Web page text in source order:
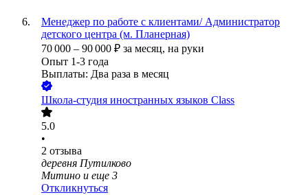
Менеджер по работе с клиентами/ Администратор
детского центра (м. Планерная)
70 000 – 90 000 ₽ за месяц, на руки
Опыт 1-3 года
Выплаты: Два раза в месяц
Школа-студия иностранных языков Class
5.0
•
2 отзыва
деревня Путилково
Митино и еще 3
Откликнуться